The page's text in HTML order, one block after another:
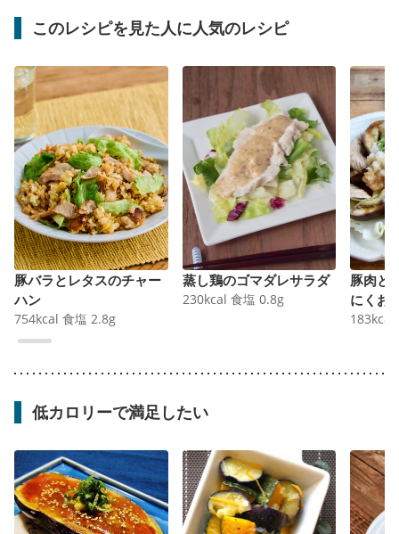
このレシピを見た人に人気のレシピ
豚バラとレタスのチャー
ハン
754kcal 食塩 2.8g
蒸し鶏のゴマダレサラダ
230kcal 食塩 0.8g
豚肉と
にくお
183kcal
低カロリーで満足したい